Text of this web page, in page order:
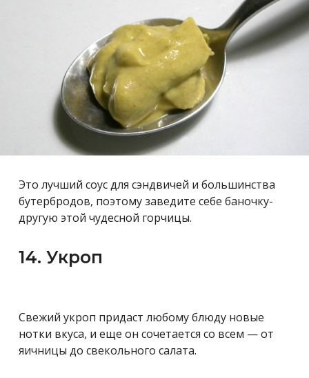
Это лучший соус для сэндвичей и большинства
бутербродов, поэтому заведите себе баночку-
другую этой чудесной горчицы.
14. Укроп
Свежий укроп придаст любому блюду новые
нотки вкуса, и еще он сочетается со всем — от
яичницы до свекольного салата.